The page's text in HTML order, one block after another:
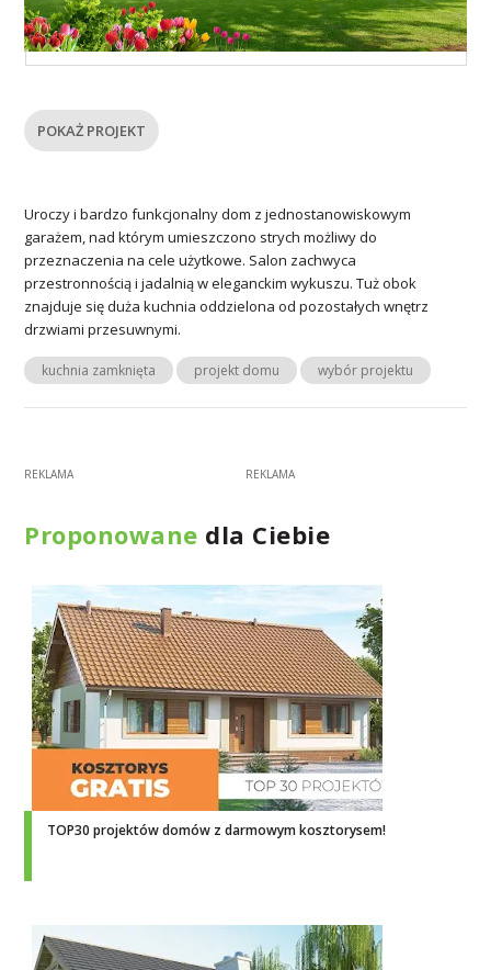
POKAŻ PROJEKT
Uroczy i bardzo funkcjonalny dom z jednostanowiskowym
garażem, nad którym umieszczono strych możliwy do
przeznaczenia na cele użytkowe. Salon zachwyca
przestronnością i jadalnią w eleganckim wykuszu. Tuż obok
znajduje się duża kuchnia oddzielona od pozostałych wnętrz
drzwiami przesuwnymi.
kuchnia zamknięta projekt domu wybór projektu
Proponowane dla Ciebie
TOP30 projektów domów z darmowym kosztorysem!